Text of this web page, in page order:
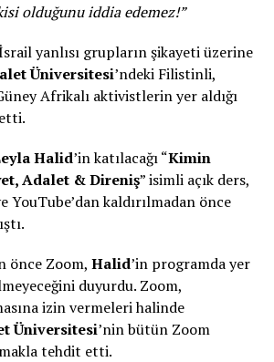
olduğunu iddia edemez!”
yanlısı grupların şikayeti üzerine
Üniversitesi’ndeki Filistinli,
Afrikalı aktivistlerin yer aldığı
Halid’in katılacağı “Kimin
Adalet &Direniş” isimli açık ders,
YouTube’dan kaldırılmadan önce
önce Zoom, Halid’in programda yer
duyurdu. Zoom,
izin vermeleri halinde
Üniversitesi’nin bütün Zoom
tehdit etti.